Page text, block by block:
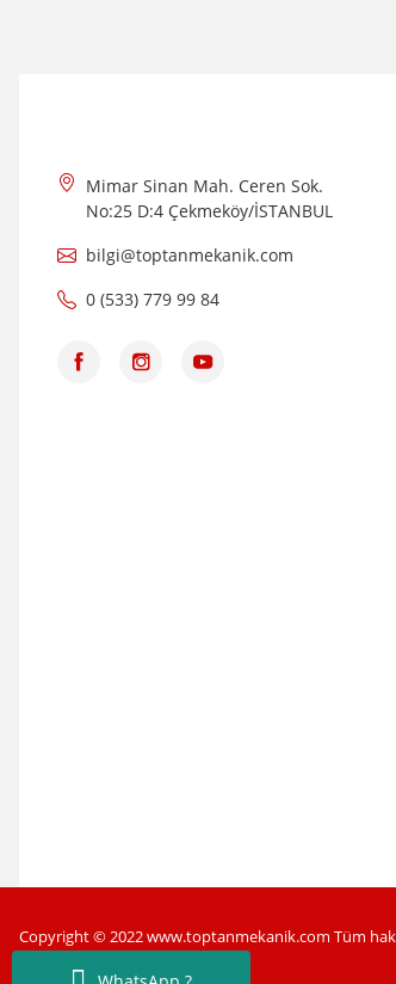
Mimar Sinan Mah. Ceren Sok.
No:25 D:4 Çekmeköy/İSTANBUL
bilgi@toptanmekanik.com
0 (533) 779 99 84
Copyright © 2022 www.toptanmekanik.com Tüm